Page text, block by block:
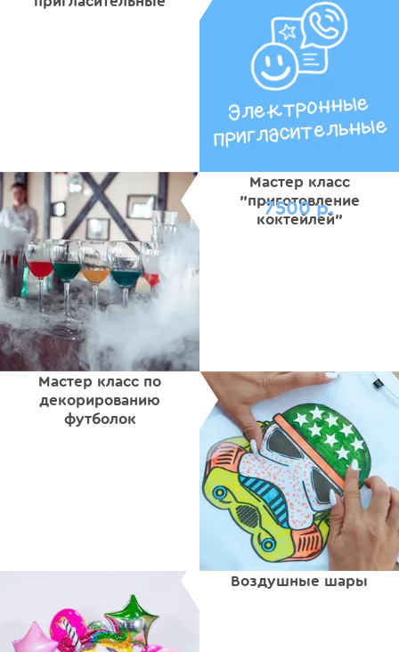
Мастер класс
"приготовление
коктейлей"
7500 р.
Мастер класс по
декорированию
футболок
Воздушные шары